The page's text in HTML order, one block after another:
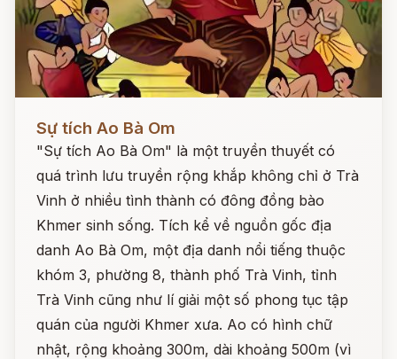
Sự tích Ao Bà Om
"Sự tích Ao Bà Om" là một truyền thuyết có
quá trình lưu truyền rộng khắp không chỉ ở Trà
Vinh ở nhiều tình thành có đông đồng bào
Khmer sinh sống. Tích kể về nguồn gốc địa
danh Ao Bà Om, một địa danh nổi tiếng thuộc
khóm 3, phường 8, thành phố Trà Vinh, tỉnh
Trà Vinh cũng như lí giải một số phong tục tập
quán của người Khmer xưa. Ao có hình chữ
nhật, rộng khoảng 300m, dài khoảng 500m (vì